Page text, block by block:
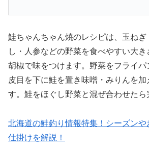
鮭ちゃんちゃん焼のレシピは、玉ね
し・人参などの野菜を食べやすい大
胡椒で味をつけます。野菜をフライパ
皮目を下に鮭を置き味噌・みりんを加
す。鮭をほぐし野菜と混ぜ合わせたら
北海道の鮭釣り情報特集！シーズンや
仕掛けを解説！